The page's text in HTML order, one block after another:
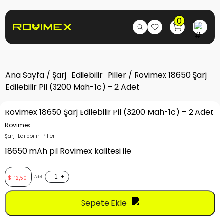
0
Ana Sayfa / Şarj Edilebilir Piller / Rovimex 18650 Şarj
Edilebilir Pil (3200 Mah-1c) – 2 Adet
Rovimex 18650 Şarj Edilebilir Pil (3200 Mah-1c) – 2 Adet
Rovimex
Şarj Edilebilir Piller
18650 mAh pil Rovimex kalitesi ile
$ 12,50 Adet - +
Sepete Ekle